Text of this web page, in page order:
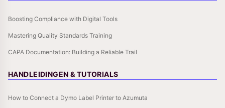
Boosting Compliance with Digital Tools
Mastering Quality Standards Training
CAPA Documentation: Building a Reliable Trail
HANDLEIDINGEN & TUTORIALS
How to Connect a Dymo Label Printer to Azumuta